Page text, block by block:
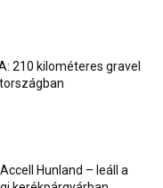
210 kilométeres gravel
Hunland – leáll a